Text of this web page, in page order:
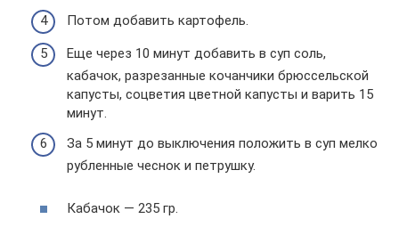
Потом добавить картофель.
Еще через 10 минут добавить в суп соль,
кабачок, разрезанные кочанчики брюссельской
капусты, соцветия цветной капусты и варить 15
минут.
За 5 минут до выключения положить в суп мелко
рубленные чеснок и петрушку.
Кабачок — 235 гр.